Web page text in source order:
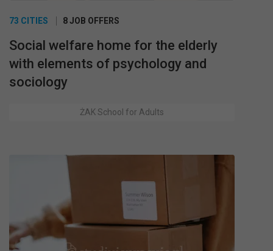
73 CITIES 8 JOB OFFERS
Social welfare home for the elderly
with elements of psychology and
sociology
ŻAK School for Adults